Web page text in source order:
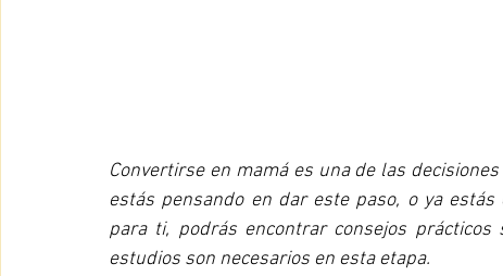
Convertirse en mamá es una de las
estás pensando en dar este paso, o ya
para ti, podrás encontrar consejos
estudios son necesarios en esta etapa.